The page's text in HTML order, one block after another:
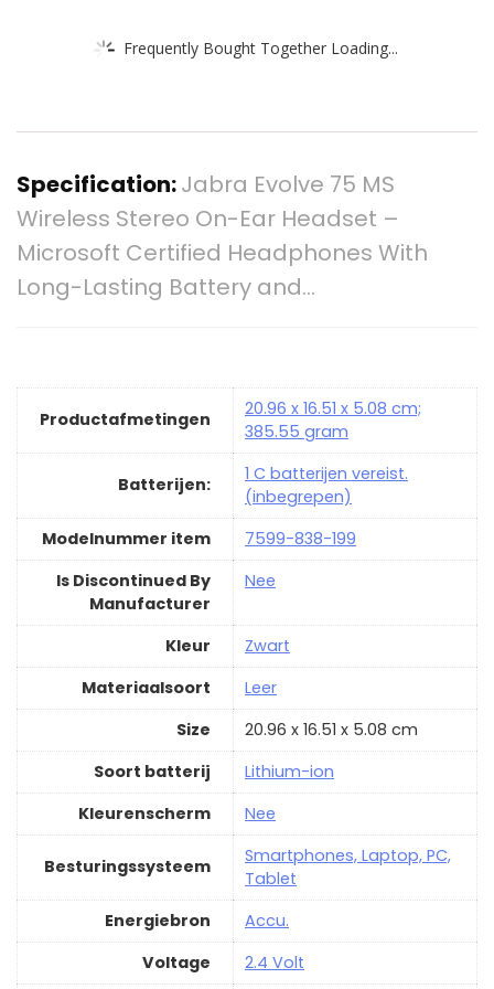
Frequently Bought Together Loading...
Specification:Jabra Evolve 75 MS
Wireless Stereo On-Ear Headset –
Microsoft Certified Headphones With
Long-Lasting Battery and…
Productafmetingen
‎20.96 x 16.51 x 5.08 cm;
385.55 gram
Batterijen:
‎1 C batterijen vereist.
(inbegrepen)
Modelnummer item
‎7599-838-199
Is Discontinued By
Manufacturer
‎Nee
Kleur
‎Zwart
Materiaalsoort
‎Leer
Size
‎20.96 x 16.51 x 5.08 cm
Soort batterij
‎Lithium-ion
Kleurenscherm
‎Nee
Besturingssysteem
‎Smartphones, Laptop, PC,
Tablet
Energiebron
‎Accu.
Voltage
‎2.4 Volt